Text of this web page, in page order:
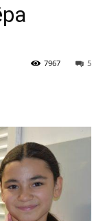
5
7967